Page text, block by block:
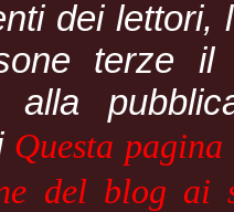
dei lettori,
terze il
alla
Questa
del blog ai